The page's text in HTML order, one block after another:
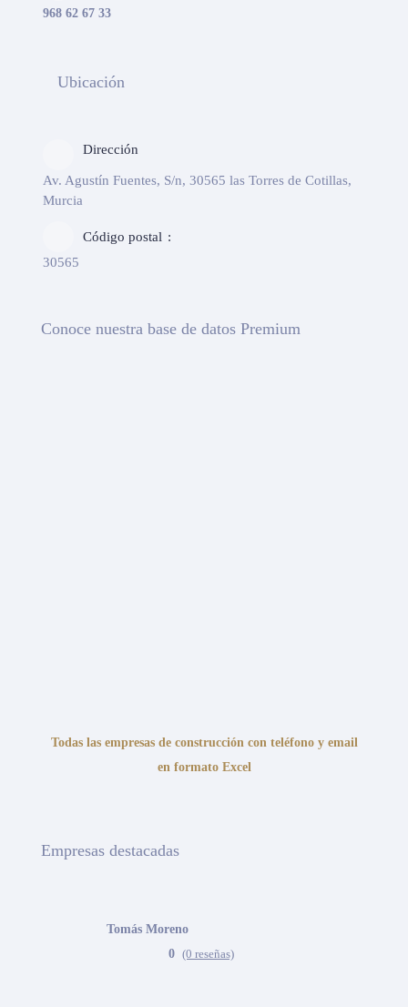
968 62 67 33
Ubicación
Dirección
Av. Agustín Fuentes, S/n, 30565 las Torres de Cotillas,
Murcia
Código postal
30565
Conoce nuestra base de datos Premium
Todas las empresas de construcción con teléfono y email
en formato Excel
Empresas destacadas
Tomás Moreno
0 (0 reseñas)